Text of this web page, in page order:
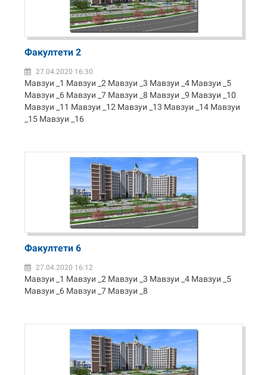
Факултети 2
27.04.2020 16:30
Мавзуи _1 Мавзуи _2 Мавзуи _3 Мавзуи _4 Мавзуи _5
Мавзуи _6 Мавзуи _7 Мавзуи _8 Мавзуи _9 Мавзуи _10
Мавзуи _11 Мавзуи _12 Мавзуи _13 Мавзуи _14 Мавзуи
_15 Мавзуи _16
Факултети 6
27.04.2020 16:12
Мавзуи _1 Мавзуи _2 Мавзуи _3 Мавзуи _4 Мавзуи _5
Мавзуи _6 Мавзуи _7 Мавзуи _8